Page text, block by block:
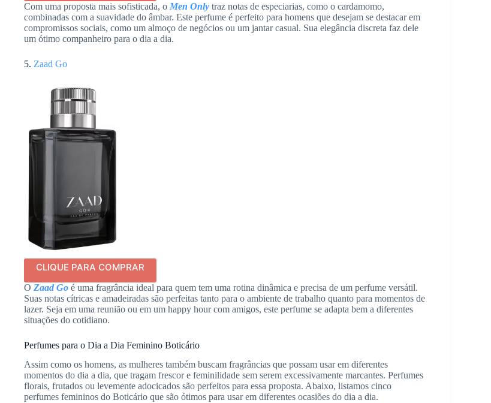
Com uma proposta mais sofisticada, o Men Only traz notas de especiarias, como o cardamomo,
combinadas com a suavidade do âmbar. Este perfume é perfeito para homens que desejam se destacar em
compromissos sociais, como um almoço de negócios ou um jantar casual. Sua elegância discreta faz dele
um ótimo companheiro para o dia a dia.
5. Zaad Go
CLIQUE PARA COMPRAR
O Zaad Go é uma fragrância ideal para quem tem uma rotina dinâmica e precisa de um perfume versátil.
Suas notas cítricas e amadeiradas são perfeitas tanto para o ambiente de trabalho quanto para momentos de
lazer. Seja em uma reunião ou em um happy hour com amigos, este perfume se adapta bem a diferentes
situações do cotidiano.
Perfumes para o Dia a Dia Feminino Boticário
Assim como os homens, as mulheres também buscam fragrâncias que possam usar em diferentes
momentos do dia a dia, que tragam frescor e feminilidade sem serem excessivamente marcantes. Perfumes
florais, frutados ou levemente adocicados são perfeitos para essa proposta. Abaixo, listamos cinco
perfumes femininos do Boticário que são ótimos para usar em diferentes ocasiões do dia a dia.